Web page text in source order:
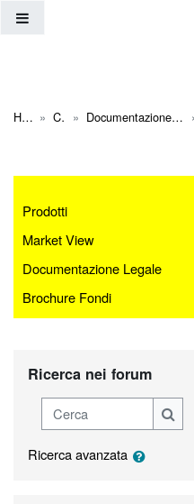
Vai al contenuto principale
Home Corsi Documentazione Raiffeisen Italia
Prodotti
Market View
Documentazione Legale
Brochure Fondi
Ricerca nei forum
Cerca
Cerca
Ricerca avanzata